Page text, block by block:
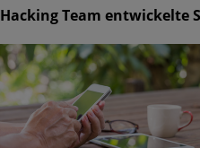
Hacking Team entwickelte